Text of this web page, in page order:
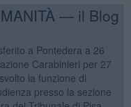
— il Blog
a Pontedera a 26
Carabinieri per 27
la funzione di
presso la sezione